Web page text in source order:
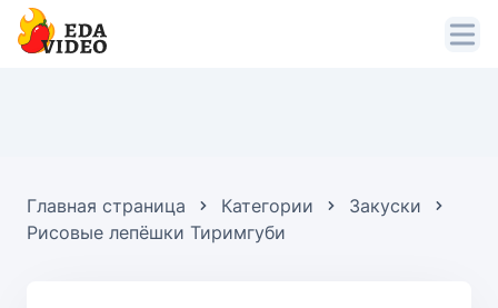
Главная страница Категории
Закуски
Рисовые лепёшки Тиримгуби